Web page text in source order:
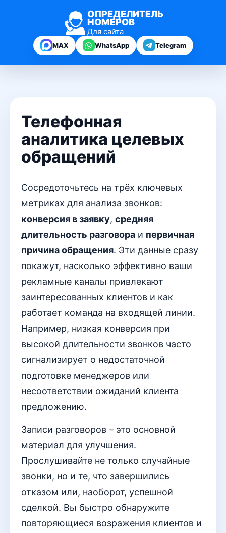
ОПРЕДЕЛИТЕЛЬ
НОМЕРОВ
Для сайта
MAX WhatsApp Telegram
Телефонная
аналитика целевых
обращений
Сосредоточьтесь на трёх ключевых
метриках для анализа звонков:
конверсия в заявку, средняя
длительность разговора и первичная
причина обращения. Эти данные сразу
покажут, насколько эффективно ваши
рекламные каналы привлекают
заинтересованных клиентов и как
работает команда на входящей линии.
Например, низкая конверсия при
высокой длительности звонков часто
сигнализирует о недостаточной
подготовке менеджеров или
несоответствии ожиданий клиента
предложению.
Записи разговоров – это основной
материал для улучшения.
Прослушивайте не только случайные
звонки, но и те, что завершились
отказом или, наоборот, успешной
сделкой. Вы быстро обнаружите
повторяющиеся возражения клиентов и